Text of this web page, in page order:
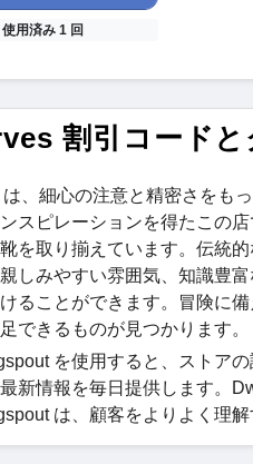
使用済み 1 回
割引コードと
は、細心の注意と精密さをも
スピレーションを得たこの
を取り揃えています。伝統
しみやすい雰囲気、知識豊
ることができます。冒険に
できるものが見つかります。
を使用すると、ストア
新情報を毎日提供します。
は、顧客をよりよく理